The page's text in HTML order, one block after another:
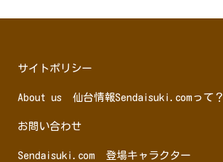
サイトポリシー
About us 仙台情報Sendaisuki.comって？
お問い合わせ
Sendaisuki.com 登場キャラクター